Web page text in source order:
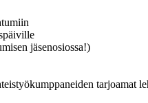
jäsenosiossa!)
tarjoamat